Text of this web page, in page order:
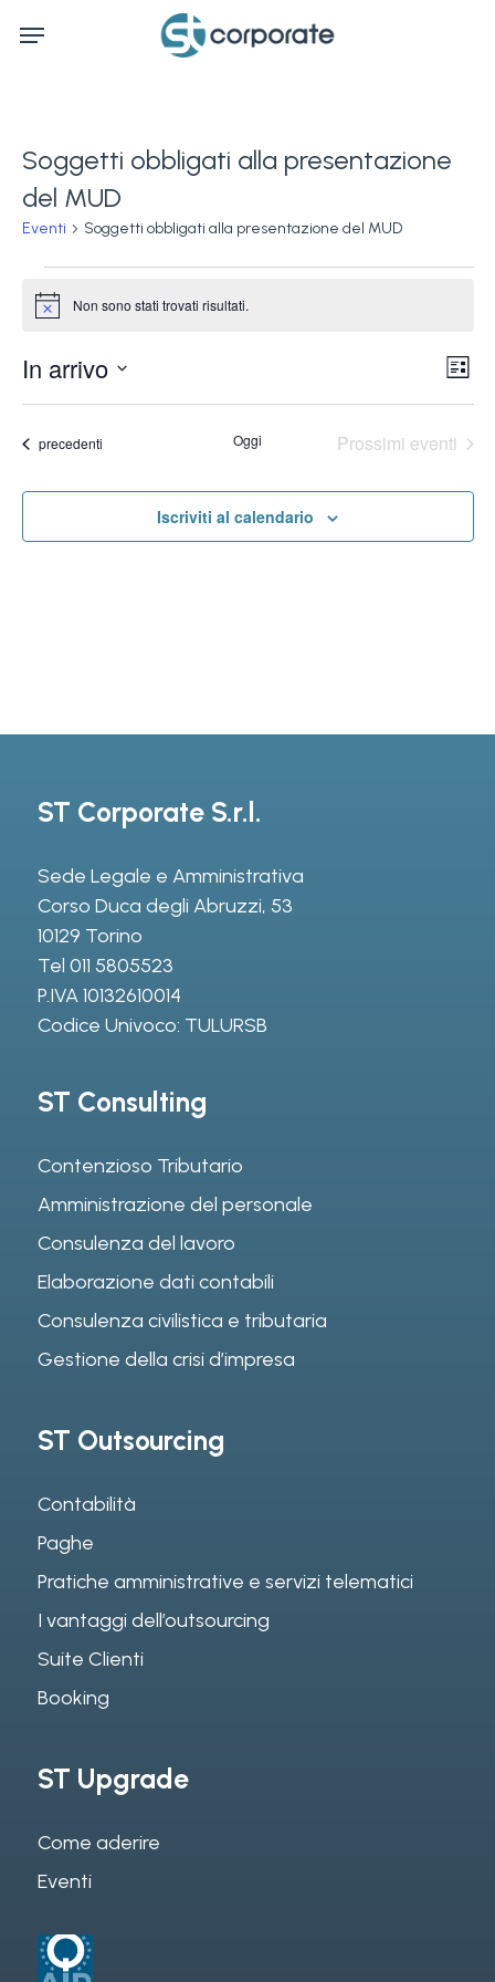
Menu
Soggetti obbligati alla presentazione
del MUD
Eventi Soggetti obbligati alla presentazione del MUD
Eventi
Notice Non sono stati trovati risultati.
Lista
In arrivo
Seleziona
data.
Eventi
precedenti Oggi Prossimi eventi
Iscriviti al calendario
ST Corporate S.r.l.
Sede Legale e Amministrativa
Corso Duca degli Abruzzi, 53
10129 Torino
Tel 011 5805523
P.IVA 10132610014
Codice Univoco: TULURSB
ST Consulting
Contenzioso Tributario
Amministrazione del personale
Consulenza del lavoro
Elaborazione dati contabili
Consulenza civilistica e tributaria
Gestione della crisi d’impresa
ST Outsourcing
Contabilità
Paghe
Pratiche amministrative e servizi telematici
I vantaggi dell’outsourcing
Suite Clienti
Booking
ST Upgrade
Come aderire
Eventi